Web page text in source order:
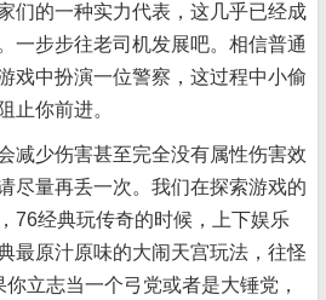
们的一种实力代表，这几乎已经成
一步步往老司机发展吧。相信普通
戏中扮演一位警察，这过程中小偷
止你前进。
少伤害甚至完全没有属性伤害效
尽量再丢一次。我们在探索游戏的
76经典玩传奇的时候，上下娱乐
最原汁原味的大闹天宫玩法，往怪
立志当一个弓党或者是大锤党，